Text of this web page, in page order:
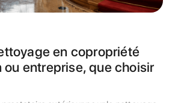
en copropriété
ou entreprise, que choisir